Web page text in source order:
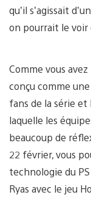
qu’il s’agissait
on pourrait le voir
Comme vous
conçu comme
fans de la série et
laquelle les
beaucoup de
22 février, vous
technologie du
Ryas avec le jeu